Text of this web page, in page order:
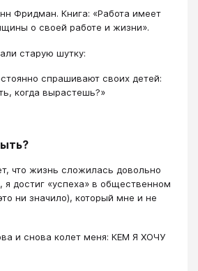
Фридман. Книга: «Работа имеет
о своей работе и жизни».
старую шутку:
спрашивают своих детей:
когда вырастешь?»
что жизнь сложилась довольно
достиг «успеха» в общественном
ни значило), который мне и не
и снова колет меня: КЕМ Я ХОЧУ